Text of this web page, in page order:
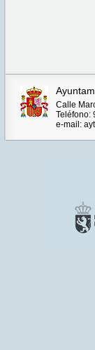
Calle
Teléfono:
e-mail: